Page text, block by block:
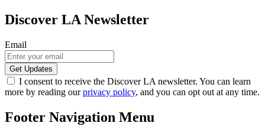
Discover LA Newsletter
Email
I consent to receive the Discover LA newsletter. You can learn
more by reading ourprivacy policy, and you can opt out at any time.
Footer Navigation Menu